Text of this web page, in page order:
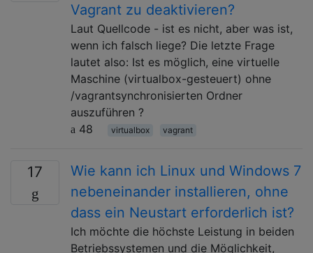
Vagrant zu deaktivieren?
Laut Quellcode - ist es nicht, aber was ist,
wenn ich falsch liege? Die letzte Frage
lautet also: Ist es möglich, eine virtuelle
Maschine (virtualbox-gesteuert) ohne
/vagrantsynchronisierten Ordner
auszuführen ?
48
virtualbox vagrant
17
Wie kann ich Linux und Windows 7
nebeneinander installieren, ohne
dass ein Neustart erforderlich ist?
Ich möchte die höchste Leistung in beiden
Betriebssystemen und die Möglichkeit,